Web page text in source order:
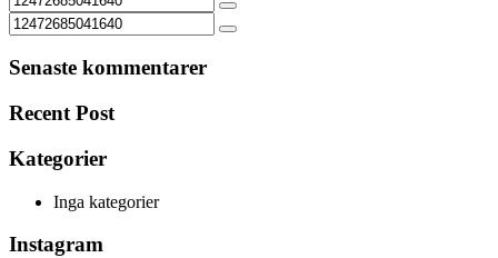
Senaste kommentarer
Recent Post
Kategorier
Inga kategorier
Instagram